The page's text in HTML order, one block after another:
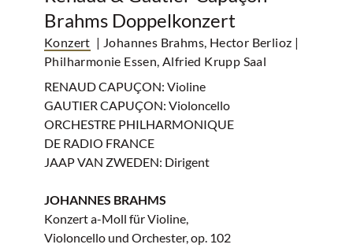
Brahms Doppelkonzert
Konzert | Johannes Brahms, Hector Berlioz |
Philharmonie Essen, Alfried Krupp Saal
RENAUD CAPUÇON: Violine
GAUTIER CAPUÇON: Violoncello
ORCHESTRE PHILHARMONIQUE
DE RADIO FRANCE
JAAP VAN ZWEDEN: Dirigent
JOHANNES BRAHMS
Konzert a-Moll für Violine,
Violoncello und Orchester, op. 102